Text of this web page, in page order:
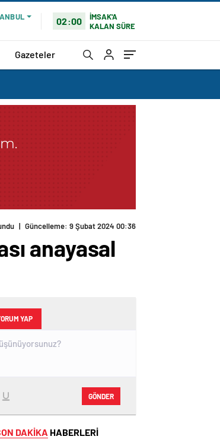
02:00
İMSAK'A
KALAN SÜRE
Gazeteler
| Güncelleme: 9 Şubat 2024 00:36
anayasal
YAP
GÖNDER
DAKİKA HABERLERİ